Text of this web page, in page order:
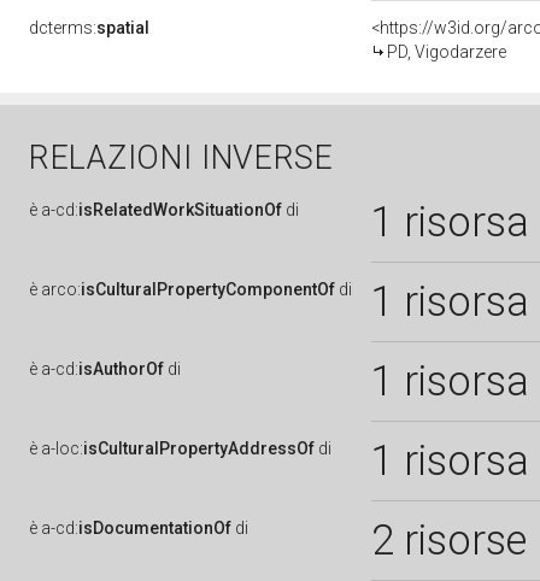
dcterms:spatial
<https://w3id.org/
PD, Vigodarzere
RELAZIONI INVERSE
è a-cd:isRelatedWorkSituationOf di 1 risorsa
è arco:isCulturalPropertyComponentOf di 1 risorsa
è a-cd:isAuthorOf di 1 risorsa
è a-loc:isCulturalPropertyAddressOf di 1 risorsa
è a-cd:isDocumentationOf di 2 risorse